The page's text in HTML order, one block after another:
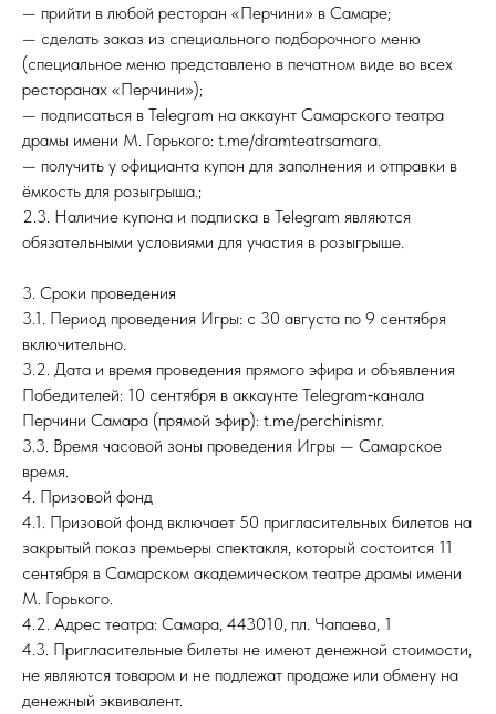
— прийти в любой ресторан «Перчини» в Самаре;
— сделать заказ из специального подборочного меню
(специальное меню представлено в печатном виде во всех
ресторанах «Перчини»);
— подписаться в Telegram на аккаунт Самарского театра
драмы имени М. Горького: t.me/dramteatrsamara.
— получить у официанта купон для заполнения и отправки в
ёмкость для розыгрыша.;
2.3. Наличие купона и подписка в Telegram являются
обязательными условиями для участия в розыгрыше.
3. Сроки проведения
3.1. Период проведения Игры: с 30 августа по 9 сентября
включительно.
3.2. Дата и время проведения прямого эфира и объявления
Победителей: 10 сентября в аккаунте Telegram‑канала
Перчини Самара (прямой эфир): t.me/perchinismr.
3.3. Время часовой зоны проведения Игры — Самарское
время.
4. Призовой фонд
4.1. Призовой фонд включает 50 пригласительных билетов на
закрытый показ премьеры спектакля, который состоится 11
сентября в Самарском академическом театре драмы имени
М. Горького.
4.2. Адрес театра: Самара, 443010, пл. Чапаева, 1
4.3. Пригласительные билеты не имеют денежной стоимости,
не являются товаром и не подлежат продаже или обмену на
денежный эквивалент.